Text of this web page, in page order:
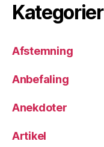
Kategorier
Afstemning
Anbefaling
Anekdoter
Artikel